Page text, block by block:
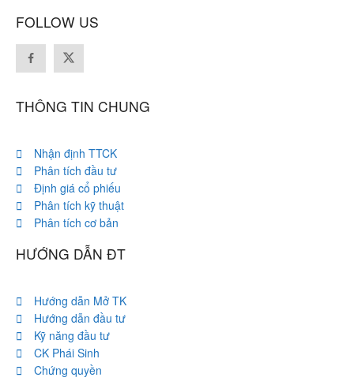
FOLLOW US
THÔNG TIN CHUNG
Nhận định TTCK
Phân tích đầu tư
Định giá cổ phiếu
Phân tích kỹ thuật
Phân tích cơ bản
HƯỚNG DẪN ĐT
Hướng dẫn Mở TK
Hướng dẫn đầu tư
Kỹ năng đầu tư
CK Phái Sinh
Chứng quyền